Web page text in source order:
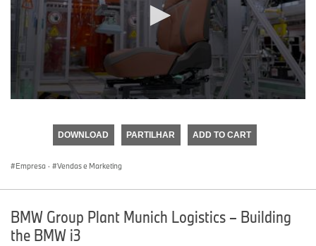
DOWNLOAD PARTILHAR ADD TO CART
Empresa · Vendas e Marketing
BMW Group Plant Munich Logistics – Building
the BMW i3